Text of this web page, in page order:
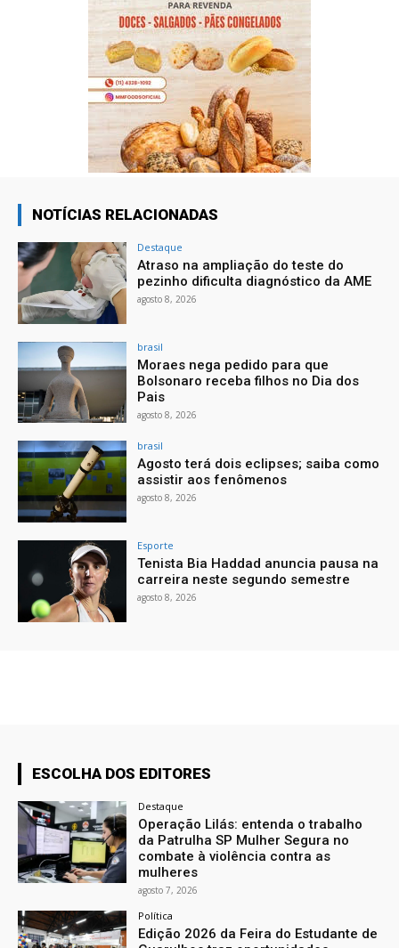
NOTÍCIAS RELACIONADAS
Destaque
Atraso na ampliação do teste do
pezinho dificulta diagnóstico da AME
agosto 8, 2026
brasil
Moraes nega pedido para que
Bolsonaro receba filhos no Dia dos
Pais
agosto 8, 2026
brasil
Agosto terá dois eclipses; saiba como
assistir aos fenômenos
agosto 8, 2026
Esporte
Tenista Bia Haddad anuncia pausa na
carreira neste segundo semestre
agosto 8, 2026
ESCOLHA DOS EDITORES
Destaque
Operação Lilás: entenda o trabalho
da Patrulha SP Mulher Segura no
combate à violência contra as
mulheres
agosto 7, 2026
Política
Edição 2026 da Feira do Estudante de